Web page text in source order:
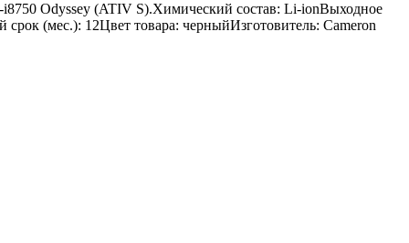
Odyssey (ATIV S).Химический состав: Li-ionВыходное
(мес.): 12Цвет товара: черныйИзготовитель: Cameron